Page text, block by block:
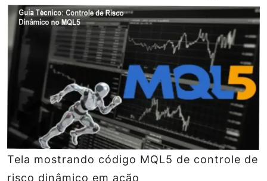
Tela mostrando código MQL5 de controle de
risco dinâmico em ação